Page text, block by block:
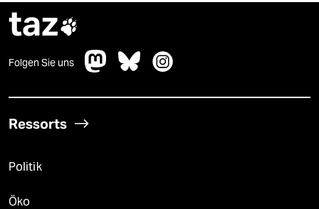
taz
Folgen Sie uns
Ressorts
Politik
Öko